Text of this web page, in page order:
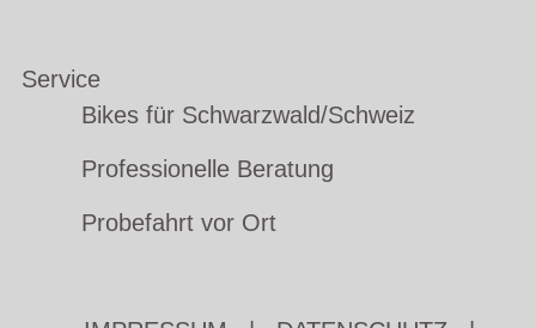
Service
Bikes für Schwarzwald/Schweiz
Professionelle Beratung
Probefahrt vor Ort